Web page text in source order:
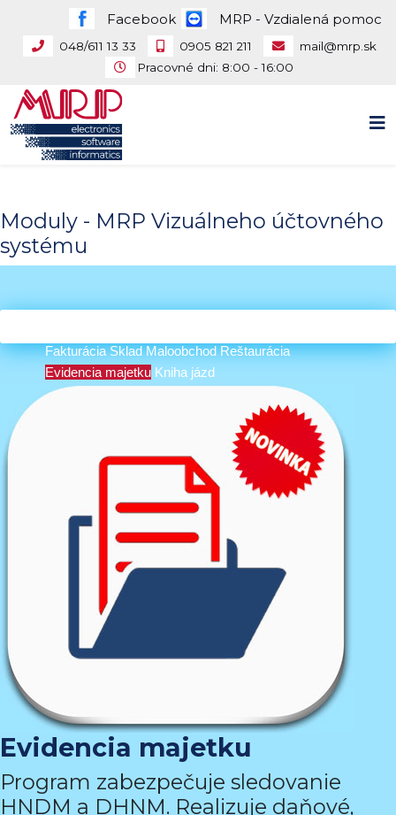
Facebook MRP - Vzdialená pomoc
048/611 13 33 0905 821 211
mail@mrp.sk
Pracovné dni: 8:00 - 16:00
Moduly - MRP Vizuálneho účtovného
systému
Fakturácia Sklad Maloobchod Reštaurácia
Evidencia majetku Kniha jázd
Evidencia majetku
Program zabezpečuje sledovanie
HNDM a DHNM. Realizuje daňové,